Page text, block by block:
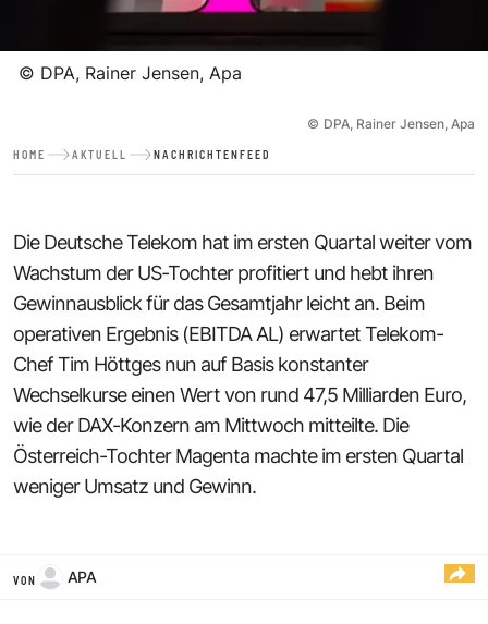
© DPA, Rainer Jensen, Apa
© DPA, Rainer Jensen, Apa
HOME AKTUELL NACHRICHTENFEED
Die Deutsche Telekom hat im ersten Quartal weiter vom
Wachstum der US-Tochter profitiert und hebt ihren
Gewinnausblick für das Gesamtjahr leicht an. Beim
operativen Ergebnis (EBITDA AL) erwartet Telekom-
Chef Tim Höttges nun auf Basis konstanter
Wechselkurse einen Wert von rund 47,5 Milliarden Euro,
wie der DAX-Konzern am Mittwoch mitteilte. Die
Österreich-Tochter Magenta machte im ersten Quartal
weniger Umsatz und Gewinn.
VON APA